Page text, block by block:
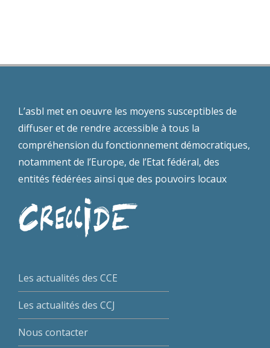
L’asbl met en oeuvre les moyens susceptibles de
diffuser et de rendre accessible à tous la
compréhension du fonctionnement démocratiques,
notamment de l’Europe, de l’Etat fédéral, des
entités fédérées ainsi que des pouvoirs locaux
Les actualités des CCE
Les actualités des CCJ
Nous contacter